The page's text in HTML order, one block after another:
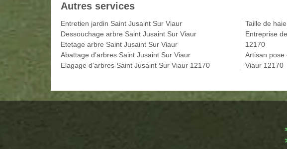
Autres services
Entretien jardin Saint Jusaint Sur Viaur
Dessouchage arbre Saint Jusaint Sur Viaur
Etetage arbre Saint Jusaint Sur Viaur
Abattage d'arbres Saint Jusaint Sur Viaur
Elagage d'arbres Saint Jusaint Sur Viaur 12170
Taille de
Entreprise
12170
Artisan pose
Viaur 12170